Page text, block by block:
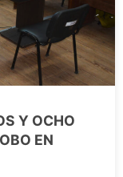
Y OCHO
EN